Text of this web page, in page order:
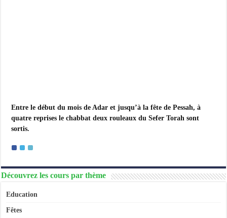
Entre le début du mois de Adar et jusqu’à la fête de Pessah, à
quatre reprises le chabbat deux rouleaux du Sefer Torah sont
sortis.
Découvrez les cours par thème
Education
Fêtes